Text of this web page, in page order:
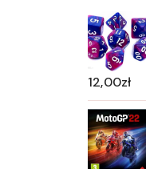
12,00zł